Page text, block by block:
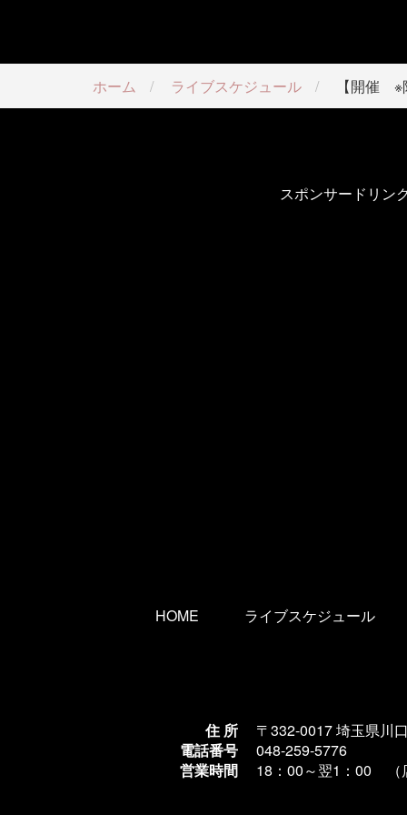
ホーム ライブスケジュール 【開催 ※
スポンサードリン
HOME ライブスケジュール
住 所
〒332-0017 埼玉県川
電話番号
048-259-5776
営業時間
18：00～翌1 ：00 （